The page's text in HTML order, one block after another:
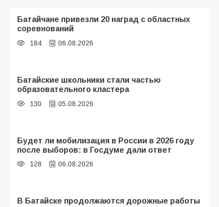
Батайчане привезли 20 наград с областных
соревнований
184 06.08.2026
Батайские школьники стали частью
образовательного кластера
130 05.08.2026
Будет ли мобилизация в России в 2026 году
после выборов: в Госдуме дали ответ
128 06.08.2026
В Батайске продолжаются дорожные работы